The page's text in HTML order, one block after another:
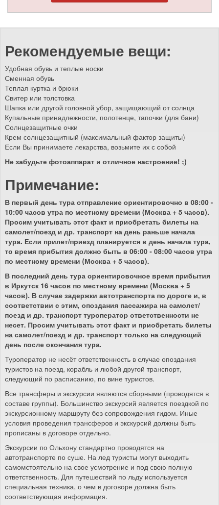
Рекомендуемые вещи:
Удобная обувь и теплые носки
Сменная обувь
Теплая куртка и брюки
Свитер или толстовка
Шапка или другой головной убор, защищающий от солнца
Купальные принадлежности, полотенце, тапочки (для бани)
Солнцезащитные очки
Крем солнцезащитный (максимальный фактор защиты)
Если Вы принимаете лекарства, возьмите их с собой
Не забудьте фотоаппарат и отличное настроение! ;)
Примечание:
В первый день тура отправление ориентировочно в 08:00 -
10:00 часов утра по местному времени (Москва + 5 часов).
Просим учитывать этот факт и приобретать билеты на
самолет/поезд и др. транспорт на день раньше начала
тура. Если прилет/приезд планируется в день начала тура,
то время прибытия должно быть в 06:00 - 08:00 часов утра
по местному времени (Москва + 5 часов).
В последний день тура ориентировочное время прибытия
в Иркутск 16 часов по местному времени (Москва + 5
часов). В случае задержки автотранспорта по дороге и, в
соответствии с этим, опоздания пассажира на самолет/
поезд и др. транспорт туроператор ответственности не
несет. Просим учитывать этот факт и приобретать билеты
на самолет/поезд и др. транспорт только на следующий
день после окончания тура.
Туроператор не несёт ответственность в случае опоздания
туристов на поезд, корабль и любой другой транспорт,
следующий по расписанию, по вине туристов.
Все трансферы и экскурсии являются сборными (проводятся в
составе группы). Большинство экскурсий является поездкой по
экскурсионному маршруту без сопровождения гидом. Иные
условия проведения трансферов и экскурсий должны быть
прописаны в договоре отдельно.
Экскурсии по Ольхону стандартно проводятся на
автотранспорте по суше. На лед туристы могут выходить
самомстоятельно на свое усмотрение и под свою полную
ответственность. Для путешествий по льду используется
специальная техника, о чем в договоре должна быть
соответствующая информация.